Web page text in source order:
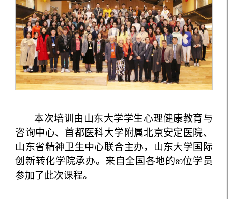
本次培训由山东大学学生心理健康教育与
咨询中心、首都医科大学附属北京安定医院、
山东省精神卫生中心联合主办，山东大学国际
创新转化学院承办。来自全国各地的89位学员
参加了此次课程。